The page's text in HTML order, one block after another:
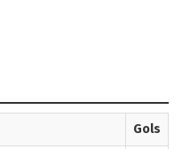
Gols